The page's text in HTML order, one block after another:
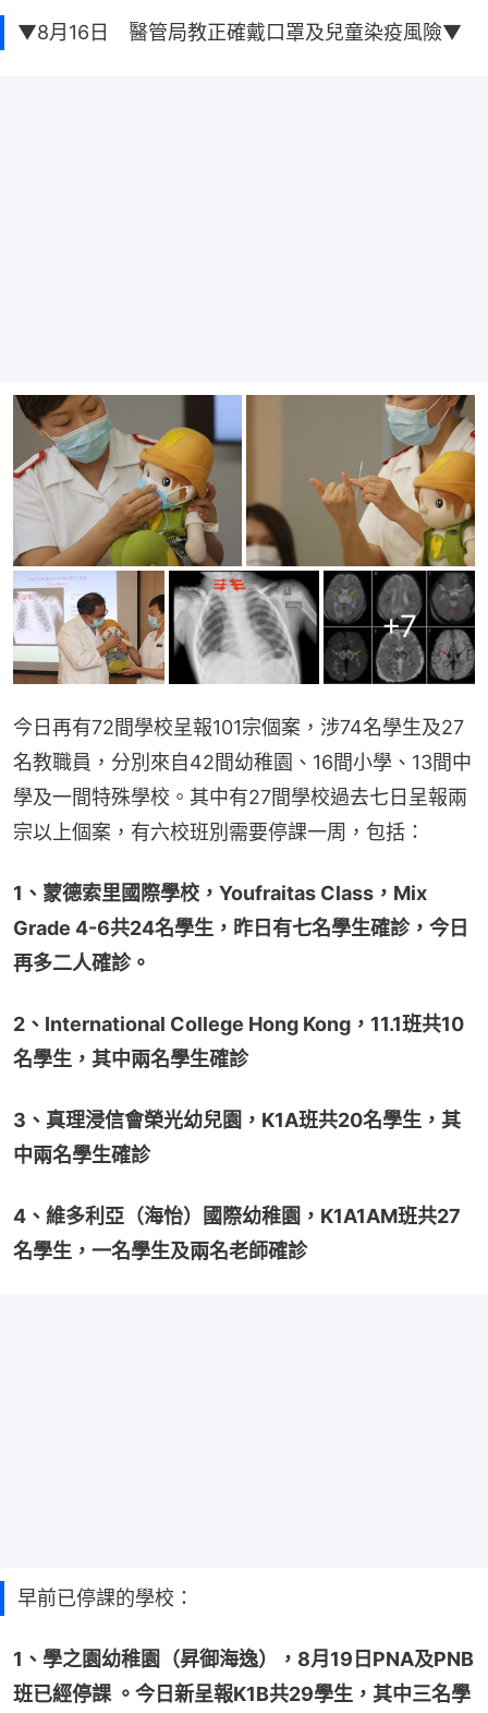
▼8月16日 醫管局教正確戴口罩及兒童染疫風險▼
+7
今日再有72間學校呈報101宗個案，涉74名學生及27
名教職員，分別來自42間幼稚園、16間小學、13間中
學及一間特殊學校。其中有27間學校過去七日呈報兩
宗以上個案，有六校班別需要停課一周，包括：
1、蒙德索里國際學校，Youfraitas Class，Mix
Grade 4-6共24名學生，昨日有七名學生確診，今日
再多二人確診。
2、International College Hong Kong，11.1班共10
名學生，其中兩名學生確診
3、真理浸信會榮光幼兒園，K1A班共20名學生，其
中兩名學生確診
4、維多利亞（海怡）國際幼稚園，K1A1AM班共27
名學生，一名學生及兩名老師確診
早前已停課的學校：
1、學之園幼稚園（昇御海逸），8月19日PNA及PNB
班已經停課 。今日新呈報K1B共29學生，其中三名學